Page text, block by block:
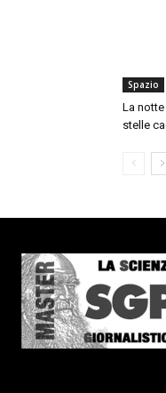
Spazio
La
stelle